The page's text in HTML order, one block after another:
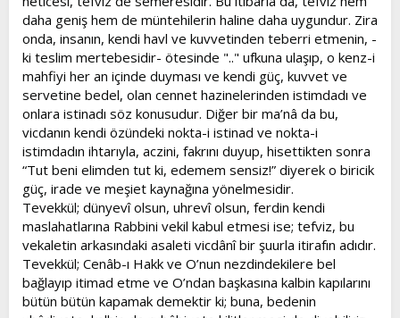
daha geniş hem de müntehilerin haline daha uygundur. Zira
onda, insanın, kendi havl ve kuvvetinden teberri etmenin, -
ki teslim mertebesidir- ötesinde ".." ufkuna ulaşıp, o kenz-i
mahfiyi her an içinde duyması ve kendi güç, kuvvet ve
servetine bedel, olan cennet hazinelerinden istimdadı ve
onlara istinadı söz konusudur. Diğer bir ma’nâ da bu,
vicdanın kendi özündeki nokta-i istinad ve nokta-i
istimdadın ihtarıyla, aczini, fakrını duyup, hisettikten sonra
“Tut beni elimden tut ki, edemem sensiz!” diyerek o biricik
güç, irade ve meşiet kaynağına yönelmesidir.
Tevekkül; dünyevî olsun, uhrevî olsun, ferdin kendi
maslahatlarına Rabbini vekil kabul etmesi ise; tefviz, bu
vekaletin arkasındaki asaleti vicdânî bir şuurla itirafın adıdır.
Tevekkül; Cenâb-ı Hakk ve O’nun nezdindekilere bel
bağlayıp itimad etme ve O’ndan başkasına kalbin kapılarını
bütün bütün kapamak demektir ki; buna, bedenin